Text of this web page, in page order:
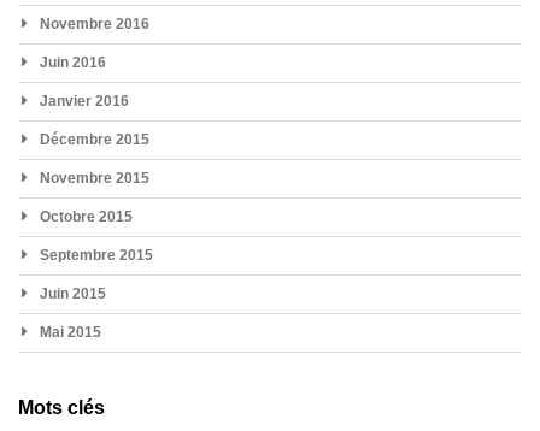
Novembre 2016
Juin 2016
Janvier 2016
Décembre 2015
Novembre 2015
Octobre 2015
Septembre 2015
Juin 2015
Mai 2015
Mots clés